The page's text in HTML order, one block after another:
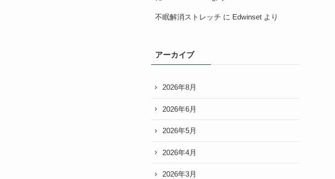
不眠解消ストレッチ に Edwinset より
アーカイブ
2026年8月
2026年6月
2026年5月
2026年4月
2026年3月